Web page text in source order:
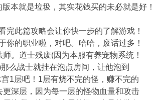
就是垃圾，其实花钱买的未必就是好！
完此篇攻略会让你快一步的了解游戏！
你的职业啦，对吧。哈哈，废话过多！
。道士残废(因为本服有养宠物系统！
么战士就挂在泡点房间，让他泡到
1层吧！1层有烧不完的怪，赚不完的
深层，因为每一层的怪物血量和攻击